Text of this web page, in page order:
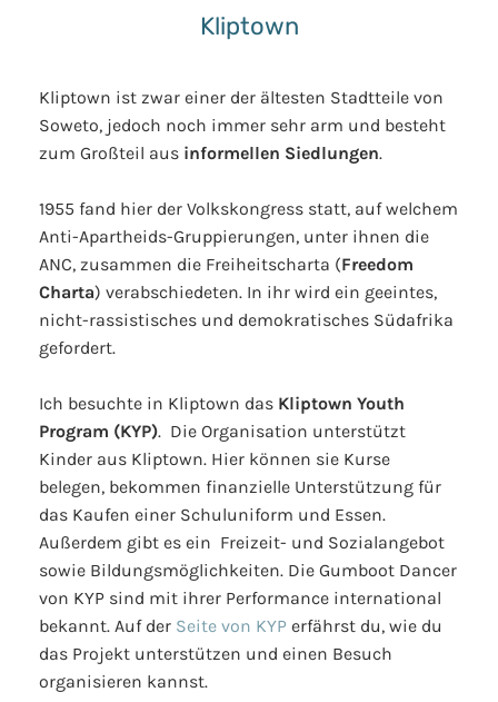
Kliptown
Kliptown ist zwar einer der ältesten Stadtteile von
Soweto, jedoch noch immer sehr arm und besteht
zum Großteil aus informellen Siedlungen.
1955 fand hier der Volkskongress statt, auf welchem
Anti-Apartheids-Gruppierungen, unter ihnen die
ANC, zusammen die Freiheitscharta (Freedom
Charta) verabschiedeten. In ihr wird ein geeintes,
nicht-rassistisches und demokratisches Südafrika
gefordert.
Ich besuchte in Kliptown das Kliptown Youth
Program (KYP). Die Organisation unterstützt
Kinder aus Kliptown. Hier können sie Kurse
belegen, bekommen finanzielle Unterstützung für
das Kaufen einer Schuluniform und Essen.
Außerdem gibt es ein Freizeit- und Sozialangebot
sowie Bildungsmöglichkeiten. Die Gumboot Dancer
von KYP sind mit ihrer Performance international
bekannt. Auf der Seite von KYP erfährst du, wie du
das Projekt unterstützen und einen Besuch
organisieren kannst.